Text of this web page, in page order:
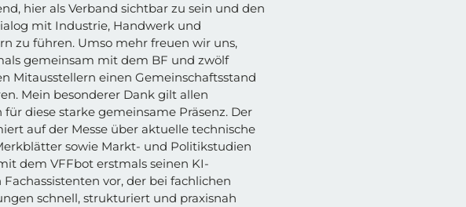
hier als Verband sichtbar zu sein und den
mit Industrie, Handwerk und
zu führen. Umso mehr freuen wir uns,
gemeinsam mit dem BF und zwölf
Mitausstellern einen Gemeinschaftsstand
Mein besonderer Dank gilt allen
diese starke gemeinsame Präsenz. Der
auf der Messe über aktuelle technische
sowie Markt- und Politikstudien
dem VFFbot erstmals seinen KI-
vor, der bei fachlichen
schnell, strukturiert und praxisnah